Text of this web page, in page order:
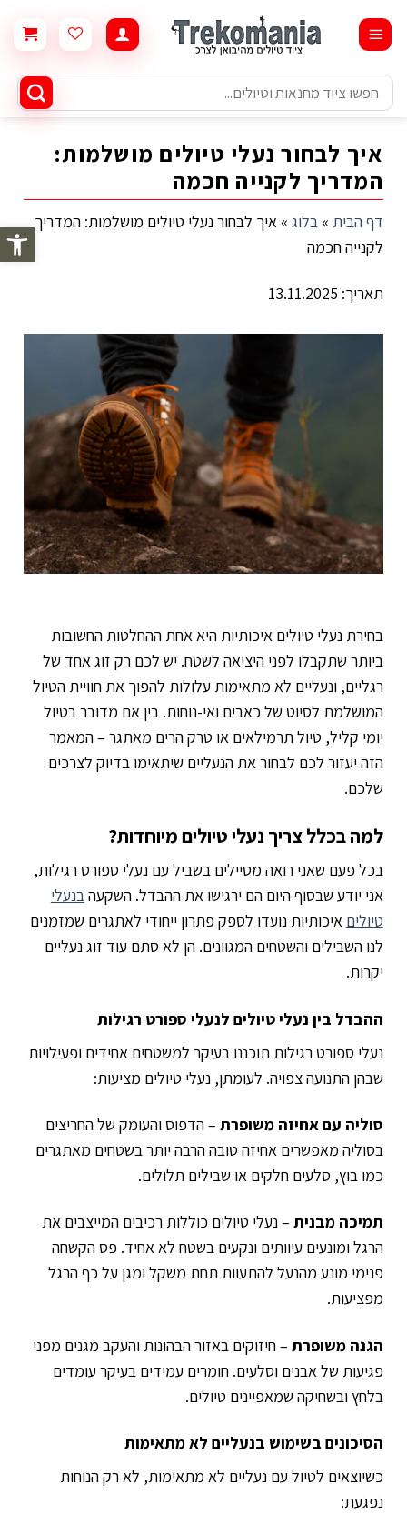
פתח
content
חיפוש
עבור:
איך לבחור נעלי טיולים מושלמות:
המדריך לקנייה חכמה
דף הבית »בלוג »איך לבחור נעלי טיולים מושלמות: המדריך
לקנייה חכמה
תאריך: 13.11.2025
בחירת נעלי טיולים איכותיות היא אחת ההחלטות החשובות
ביותר שתקבלו לפני היציאה לשטח. יש לכם רק זוג אחד של
רגליים, ונעליים לא מתאימות עלולות להפוך את חוויית הטיול
המושלמת לסיוט של כאבים ואי-נוחות. בין אם מדובר בטיול
יומי קליל, טיול תרמילאים או טרק הרים מאתגר – המאמר
הזה יעזור לכם לבחור את הנעליים שיתאימו בדיוק לצרכים
שלכם.
למה בכלל צריך נעלי טיולים מיוחדות?
בכל פעם שאני רואה מטיילים בשביל עם נעלי ספורט רגילות,
אני יודע שבסוף היום הם ירגישו את ההבדל. השקעהבנעלי
טיולים איכותיות נועדו לספק פתרון ייחודי לאתגרים שמזמנים
לנו השבילים והשטחים המגוונים. הן לא סתם עוד זוג נעליים
יקרות.
ההבדל בין נעלי טיולים לנעלי ספורט רגילות
נעלי ספורט רגילות תוכננו בעיקר למשטחים אחידים ופעילויות
שבהן התנועה צפויה. לעומתן, נעלי טיולים מציעות:
סוליה עם אחיזה משופרת – הדפוס והעומק של החריצים
בסוליה מאפשרים אחיזה טובה הרבה יותר בשטחים מאתגרים
כמו בוץ, סלעים חלקים או שבילים תלולים.
תמיכה מבנית – נעלי טיולים כוללות רכיבים המייצבים את
הרגל ומונעים עיוותים ונקעים בשטח לא אחיד. פס הקשחה
פנימי מונע מהנעל להתעוות תחת משקל ומגן על כף הרגל
מפציעות.
הגנה משופרת – חיזוקים באזור הבהונות והעקב מגנים מפני
פגיעות של אבנים וסלעים. חומרים עמידים בעיקר עומדים
בלחץ ובשחיקה שמאפיינים טיולים.
הסיכונים בשימוש בנעליים לא מתאימות
כשיוצאים לטיול עם נעליים לא מתאימות, לא רק הנוחות
נפגעת: